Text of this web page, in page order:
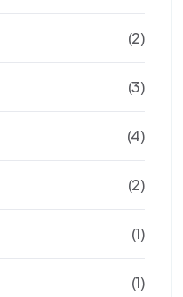
(2)
(3)
(4)
(2)
(1)
(1)